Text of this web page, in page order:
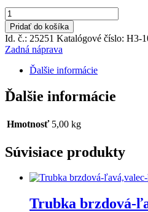
množstvo
Kardanový
hriadeľ
302
mm
Pridať do košíka
Id. č.: 25251 Katalógové číslo: H3-
Zadná náprava
Ďalšie informácie
Ďalšie informácie
Hmotnosť 5,00 kg
Súvisiace produkty
Trubka brzdová-